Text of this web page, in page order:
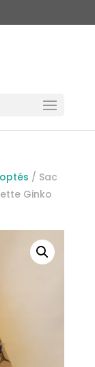
/ Sac
Ginko